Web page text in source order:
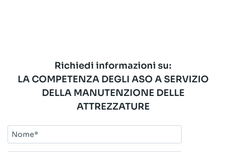
Richiedi informazioni su:
LA COMPETENZA DEGLI ASO A SERVIZIO
DELLA MANUTENZIONE DELLE
ATTREZZATURE
Nome*